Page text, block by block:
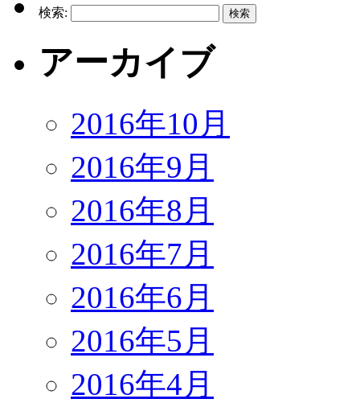
検索:
アーカイブ
2016年10月
2016年9月
2016年8月
2016年7月
2016年6月
2016年5月
2016年4月